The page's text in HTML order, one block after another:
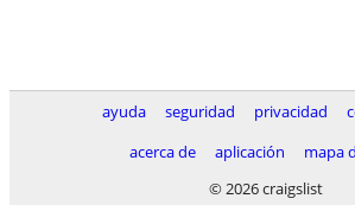
ayuda seguridad privacidad
acerca de
aplicación
mapa
© 2026 craigslist